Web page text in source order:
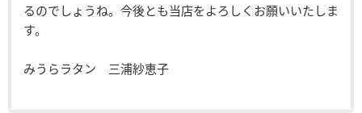
るのでしょうね。今後とも当店をよろしくお願いいたしま
す。
みうらラタン 三浦紗恵子